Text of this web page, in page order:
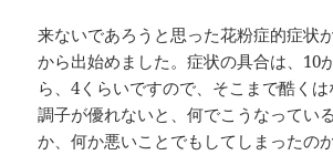
来ないであろうと思った花粉症的症状
から出始めました。症状の具合は、10
ら、4くらいですので、そこまで酷くは
調子が優れないと、何でこうなってい
か、何か悪いことでもしてしまったの